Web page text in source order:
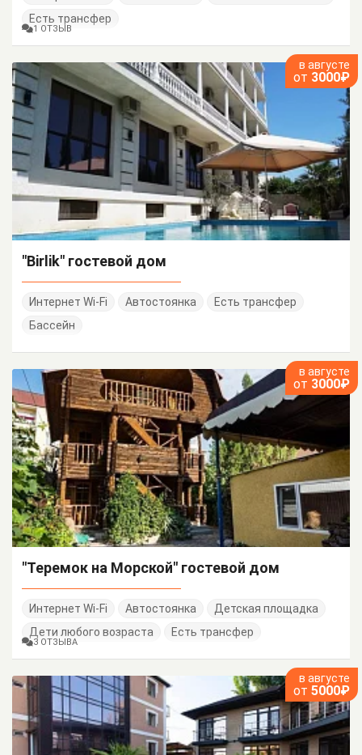
Есть трансфер
1 ОТЗЫВ
в августе
от 3000₽
"Birlik" гостевой дом
Интернет Wi-Fi Автостоянка
Есть трансфер
Бассейн
в августе
от 3000₽
"Теремок на Морской" гостевой дом
Интернет Wi-Fi Автостоянка
Детская площадка
Дети любого возраста
Есть трансфер
3 ОТЗЫВА
в августе
от 5000₽